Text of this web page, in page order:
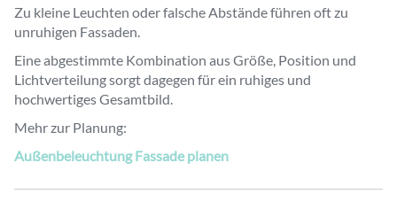
Zu kleine Leuchten oder falsche Abstände führen oft zu
unruhigen Fassaden.
Eine abgestimmte Kombination aus Größe, Position und
Lichtverteilung sorgt dagegen für ein ruhiges und
hochwertiges Gesamtbild.
Mehr zur Planung:
Außenbeleuchtung Fassade planen